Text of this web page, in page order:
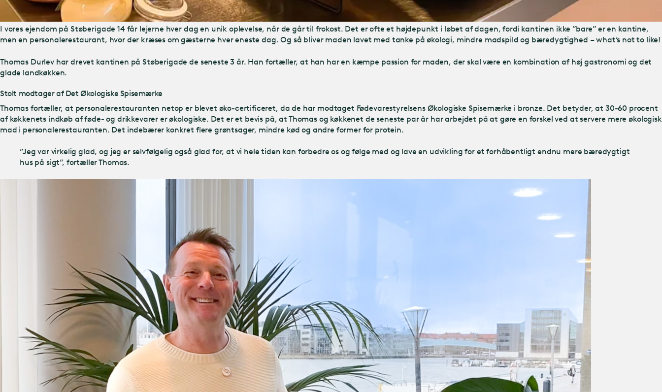
I vores ejendom på Støberigade 14 får lejerne hver dag en unik oplevelse, når de går til frokost. Det er ofte et højdepunkt i løbet af dagen, fordi kantinen ikke ”bare” er en kantine,
men en personalerestaurant, hvor der kræses om gæsterne hver eneste dag. Og så bliver maden lavet med tanke på økologi, mindre madspild og bæredygtighed – what’s not to like!
Thomas Durlev har drevet kantinen på Støberigade de seneste 3 år. Han fortæller, at han har en kæmpe passion for maden, der skal være en kombination af høj gastronomi og det
glade landkøkken.
Stolt modtager af Det Økologiske Spisemærke
Thomas fortæller, at personalerestauranten netop er blevet øko-certificeret, da de har modtaget Fødevarestyrelsens Økologiske Spisemærke i bronze. Det betyder, at 30-60 procent
af køkkenets indkøb af føde- og drikkevarer er økologiske. Det er et bevis på, at Thomas og køkkenet de seneste par år har arbejdet på at gøre en forskel ved at servere mere økologisk
mad i personalerestauranten. Det indebærer konkret flere grøntsager, mindre kød og andre former for protein.
”Jeg var virkelig glad, og jeg er selvfølgelig også glad for, at vi hele tiden kan forbedre os og følge med og lave en udvikling for et forhåbentligt endnu mere bæredygtigt
hus på sigt”, fortæller Thomas.